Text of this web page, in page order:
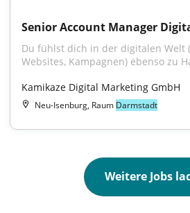
Senior Account Manager
Du fühlst dich in der digitalen Welt
Websites, Kampagnen) ebenso zu
Kamikaze Digital Marketing GmbH
Neu-Isenburg, Raum Darmstadt
Weitere Jobs